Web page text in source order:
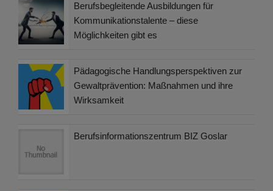
Berufsbegleitende Ausbildungen für
Kommunikationstalente – diese
Möglichkeiten gibt es
Pädagogische Handlungsperspektiven zur
Gewaltprävention: Maßnahmen und ihre
Wirksamkeit
Berufsinformationszentrum BIZ Goslar